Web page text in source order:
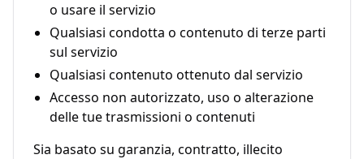
o usare il servizio
Qualsiasi condotta o contenuto di terze parti
sul servizio
Qualsiasi contenuto ottenuto dal servizio
Accesso non autorizzato, uso o alterazione
delle tue trasmissioni o contenuti
Sia basato su garanzia, contratto, illecito